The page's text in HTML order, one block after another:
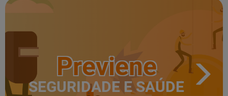
Previene
SEGURIDADE E SAÚDE